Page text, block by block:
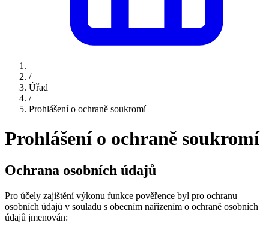
/
Úřad
/
Prohlášení o ochraně soukromí
Prohlášení o ochraně soukromí
Ochrana osobních údajů
Pro účely zajištění výkonu funkce pověřence byl pro ochranu
osobních údajů v souladu s obecním nařízením o ochraně osobních
údajů jmenován: